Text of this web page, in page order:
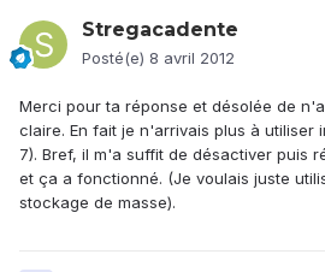
Stregacadente
Posté(e) 8 avril 2012
Merci pour ta réponse et désolée de
claire. En fait je n'arrivais plus à utiliser
7). Bref, il m'a suffit de désactiver puis
et ça a fonctionné. (Je voulais juste
stockage de masse).